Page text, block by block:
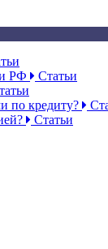
РФ
Статьи
по кредиту?
Статьи